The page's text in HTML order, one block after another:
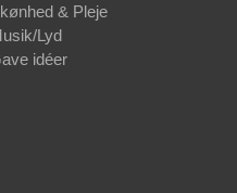
& Pleje
Lyd
idéer